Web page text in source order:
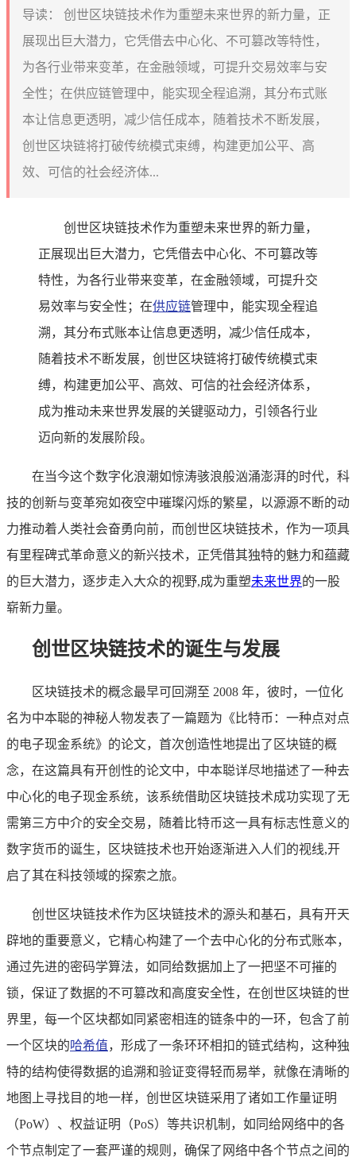
导读：
创世区块链技术作为重塑未来世界的新力量，正
展现出巨大潜力，它凭借去中心化、不可篡改等特性，
为各行业带来变革，在金融领域，可提升交易效率与安
全性；在供应链管理中，能实现全程追溯，其分布式账
本让信息更透明，减少信任成本，随着技术不断发展，
创世区块链将打破传统模式束缚，构建更加公平、高
效、可信的社会经济体...
创世区块链技术作为重塑未来世界的新力量，
正展现出巨大潜力，它凭借去中心化、不可篡改等
特性，为各行业带来变革，在金融领域，可提升交
易效率与安全性；在供应链管理中，能实现全程追
溯，其分布式账本让信息更透明，减少信任成本，
随着技术不断发展，创世区块链将打破传统模式束
缚，构建更加公平、高效、可信的社会经济体系，
成为推动未来世界发展的关键驱动力，引领各行业
迈向新的发展阶段。
在当今这个数字化浪潮如惊涛骇浪般汹涌澎湃的时代，科
技的创新与变革宛如夜空中璀璨闪烁的繁星，以源源不断的动
力推动着人类社会奋勇向前，而创世区块链技术，作为一项具
有里程碑式革命意义的新兴技术，正凭借其独特的魅力和蕴藏
的巨大潜力，逐步走入大众的视野,成为重塑未来世界的一股
崭新力量。
创世区块链技术的诞生与发展
区块链技术的概念最早可回溯至 2008 年，彼时，一位化
名为中本聪的神秘人物发表了一篇题为《比特币：一种点对点
的电子现金系统》的论文，首次创造性地提出了区块链的概
念，在这篇具有开创性的论文中，中本聪详尽地描述了一种去
中心化的电子现金系统，该系统借助区块链技术成功实现了无
需第三方中介的安全交易，随着比特币这一具有标志性意义的
数字货币的诞生，区块链技术也开始逐渐进入人们的视线,开
启了其在科技领域的探索之旅。
创世区块链技术作为区块链技术的源头和基石，具有开天
辟地的重要意义，它精心构建了一个去中心化的分布式账本，
通过先进的密码学算法，如同给数据加上了一把坚不可摧的
锁，保证了数据的不可篡改和高度安全性，在创世区块链的世
界里，每一个区块都如同紧密相连的链条中的一环，包含了前
一个区块的哈希值，形成了一条环环相扣的链式结构，这种独
特的结构使得数据的追溯和验证变得轻而易举，就像在清晰的
地图上寻找目的地一样，创世区块链采用了诸如工作量证明
（PoW）、权益证明（PoS）等共识机制，如同给网络中的各
个节点制定了一套严谨的规则，确保了网络中各个节点之间的